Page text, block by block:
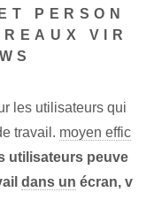
PERSON
VIR
les utilisateurs qui⁤
travail. moyen effic
utilisateurs peuve
dans un écran, v